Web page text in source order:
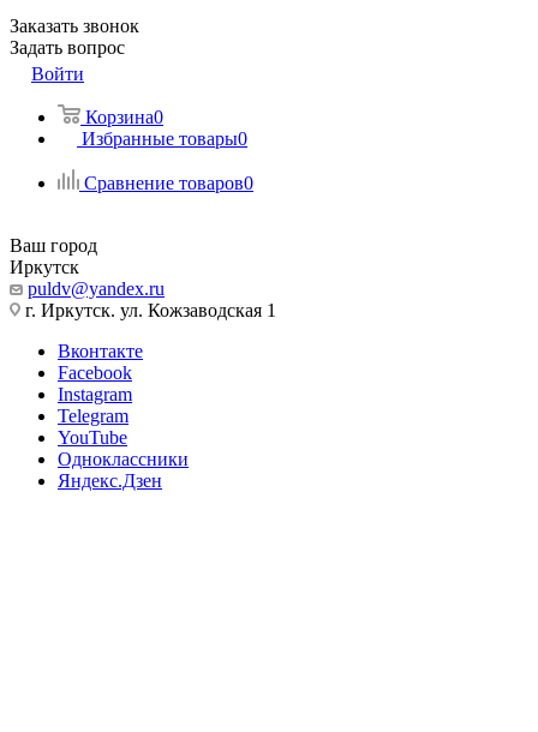
Заказать звонок
Задать вопрос
Войти
Корзина0
Избранные товары0
Сравнение товаров0
Ваш город
Иркутск
puldv@yandex.ru
г. Иркутск. ул. Кожзаводская 1
Вконтакте
Facebook
Instagram
Telegram
YouTube
Одноклассники
Яндекс.Дзен